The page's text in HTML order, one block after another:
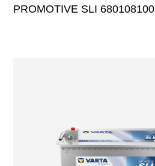
PROMOTIVE SLI 680108100